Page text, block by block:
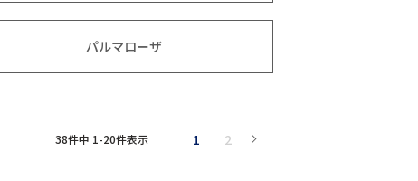
パルマローザ
38件中 1-20件表示 1 2